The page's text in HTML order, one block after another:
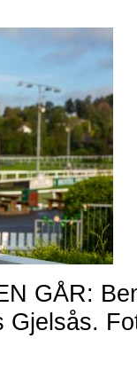
GÅR:
Gjelsås.